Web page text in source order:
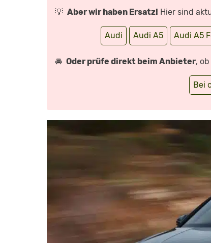
💡 Aber wir haben Ersatz! Hier sind
Audi Audi A5 Audi A5
🚘 Oder prüfe direkt beim Anbieter,
Bei